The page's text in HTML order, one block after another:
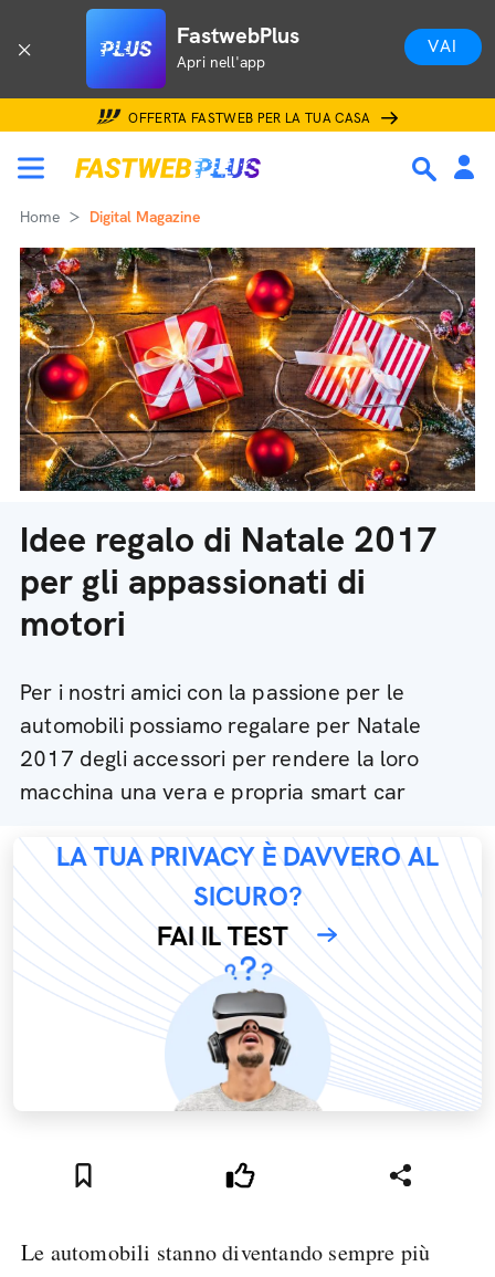
FastwebPlus
Apri nell'app
VAI
OFFERTA FASTWEB PER LA TUA CASA
Home Digital Magazine
Idee regalo di Natale 2017
per gli appassionati di
motori
Per i nostri amici con la passione per le
automobili possiamo regalare per Natale
2017 degli accessori per rendere la loro
macchina una vera e propria smart car
LA TUA PRIVACY È DAVVERO AL
SICURO?
FAI IL TEST
Le automobili stanno diventando sempre più